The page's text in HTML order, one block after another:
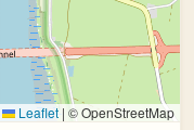
Leaflet | © OpenStreetMap